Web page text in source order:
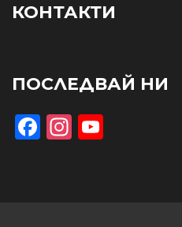
КОНТАКТИ
ПОСЛЕДВАЙ НИ
Facebook
Instagram